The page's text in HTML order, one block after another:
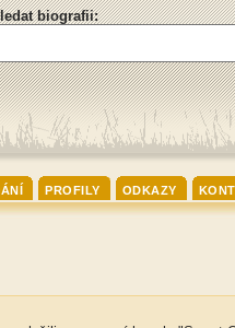
biografii:
PROFILY ODKAZY